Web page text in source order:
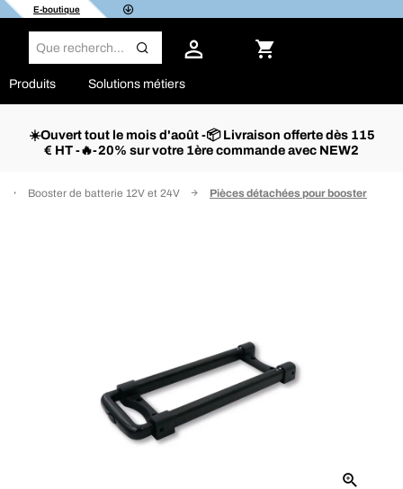
E-boutique
Produits Solutions métiers
☀️Ouvert tout le mois d'août -📦 Livraison offerte dès 115
€ HT -🔥-20% sur votre 1ère commande avec NEW2
Booster de batterie 12V et 24V Pièces détachées pour booster